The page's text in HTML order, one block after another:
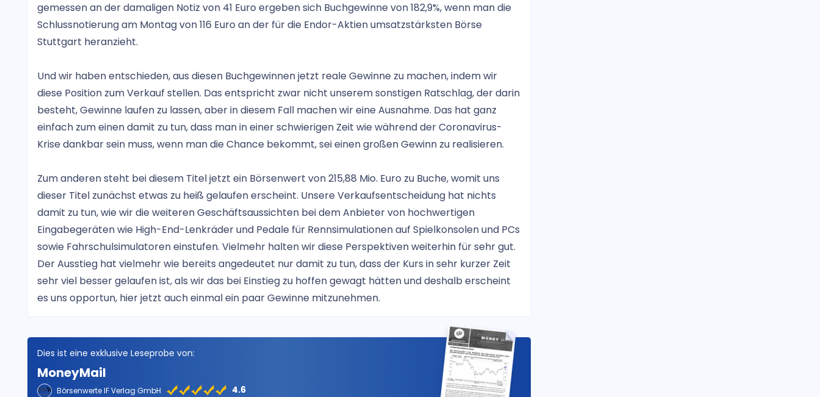
gemessen an der damaligen Notiz von 41 Euro ergeben sich Buchgewinne von 182,9%, wenn man die
Schlussnotierung am Montag von 116 Euro an der für die Endor-Aktien umsatzstärksten Börse
Stuttgart heranzieht.
Und wir haben entschieden, aus diesen Buchgewinnen jetzt reale Gewinne zu machen, indem wir
diese Position zum Verkauf stellen. Das entspricht zwar nicht unserem sonstigen Ratschlag, der darin
besteht, Gewinne laufen zu lassen, aber in diesem Fall machen wir eine Ausnahme. Das hat ganz
einfach zum einen damit zu tun, dass man in einer schwierigen Zeit wie während der Coronavirus-
Krise dankbar sein muss, wenn man die Chance bekommt, sei einen großen Gewinn zu realisieren.
Zum anderen steht bei diesem Titel jetzt ein Börsenwert von 215,88 Mio. Euro zu Buche, womit uns
dieser Titel zunächst etwas zu heiß gelaufen erscheint. Unsere Verkaufsentscheidung hat nichts
damit zu tun, wie wir die weiteren Geschäftsaussichten bei dem Anbieter von hochwertigen
Eingabegeräten wie High-End-Lenkräder und Pedale für Rennsimulationen auf Spielkonsolen und PCs
sowie Fahrschulsimulatoren einstufen. Vielmehr halten wir diese Perspektiven weiterhin für sehr gut.
Der Ausstieg hat vielmehr wie bereits angedeutet nur damit zu tun, dass der Kurs in sehr kurzer Zeit
sehr viel besser gelaufen ist, als wir das bei Einstieg zu hoffen gewagt hätten und deshalb erscheint
es uns opportun, hier jetzt auch einmal ein paar Gewinne mitzunehmen.
Dies ist eine exklusive Leseprobe von:
MoneyMail
Börsenwerte IF Verlag GmbH 4.6